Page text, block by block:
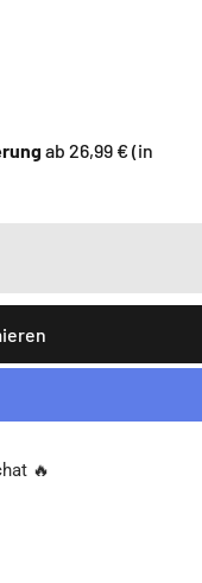
ab 26,99 € (in
🔥